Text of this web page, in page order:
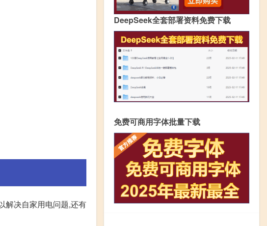
解决自家用电问题,还有
DeepSeek全套部署资料免费下载
免费可商用字体批量下载